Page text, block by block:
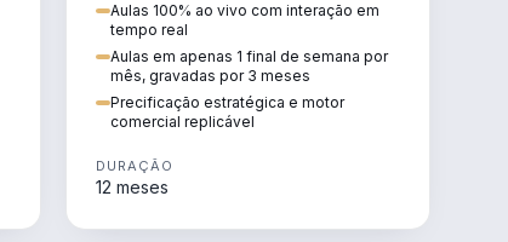
escalável, lucrativo e bem
precificado.
Aulas 100% ao vivo com interação em
tempo real
Aulas em apenas 1 final de semana por
mês, gravadas por 3 meses
Precificação estratégica e motor
comercial replicável
DURAÇÃO
12 meses